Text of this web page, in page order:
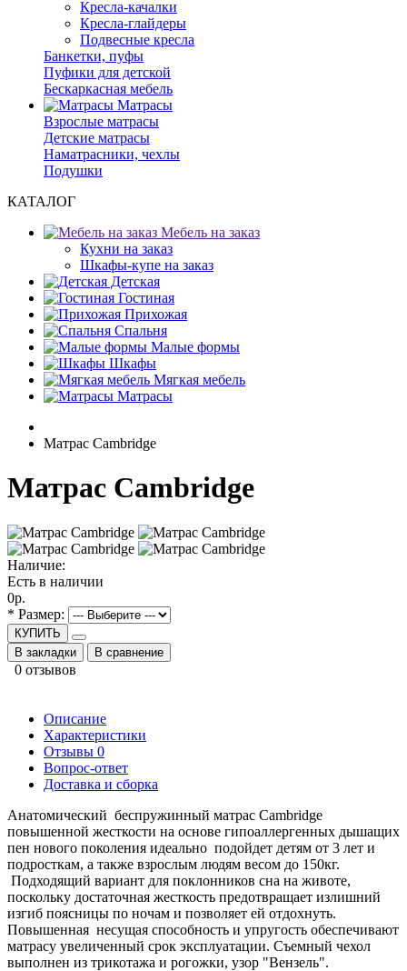
Кресла-качалки
Кресла-глайдеры
Подвесные кресла
Банкетки, пуфы
Пуфики для детской
Бескаркасная мебель
Матрасы
Взрослые матрасы
Детские матрасы
Наматрасники, чехлы
Подушки
КАТАЛОГ
Мебель на заказ
Кухни на заказ
Шкафы-купе на заказ
Детская
Гостиная
Прихожая
Спальня
Малые формы
Шкафы
Мягкая мебель
Матрасы
Матрас Cambridge
Матрас Cambridge
Наличие:
Есть в наличии
0р.
* Размер:
КУПИТЬ
В закладки
В сравнение
0 отзывов
Описание
Характеристики
Отзывы 0
Вопрос-ответ
Доставка и сборка
Анатомический беспружинный матрас Cambridge
повышенной жесткости на основе гипоаллергенных дышащих
пен нового поколения идеально подойдет детям от 3 лет и
подросткам, а также взрослым людям весом до 150кг.
Подходящий вариант для поклонников сна на животе,
поскольку достаточная жесткость предотвращает излишний
изгиб поясницы по ночам и позволяет ей отдохнуть.
Повышенная несущая способность и упругость обеспечивают
матрасу увеличенный срок эксплуатации. Съемный чехол
выполнен из трикотажа и рогожки, узор "Вензель".